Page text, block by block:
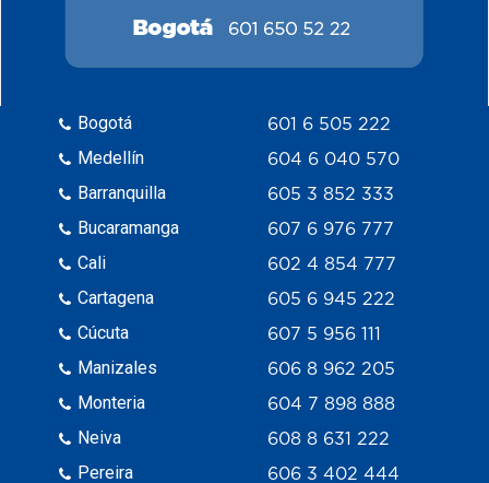
Bogotá
Medellín
Barranquilla
Bucaramanga
Cali
Cartagena
Cúcuta
Manizales
Monteria
Neiva
Pereira
601 6 505 222
604 6 040 570
605 3 852 333
607 6 976 777
602 4 854 777
605 6 945 222
607 5 956 111
606 8 962 205
604 7 898 888
608 8 631 222
606 3 402 444